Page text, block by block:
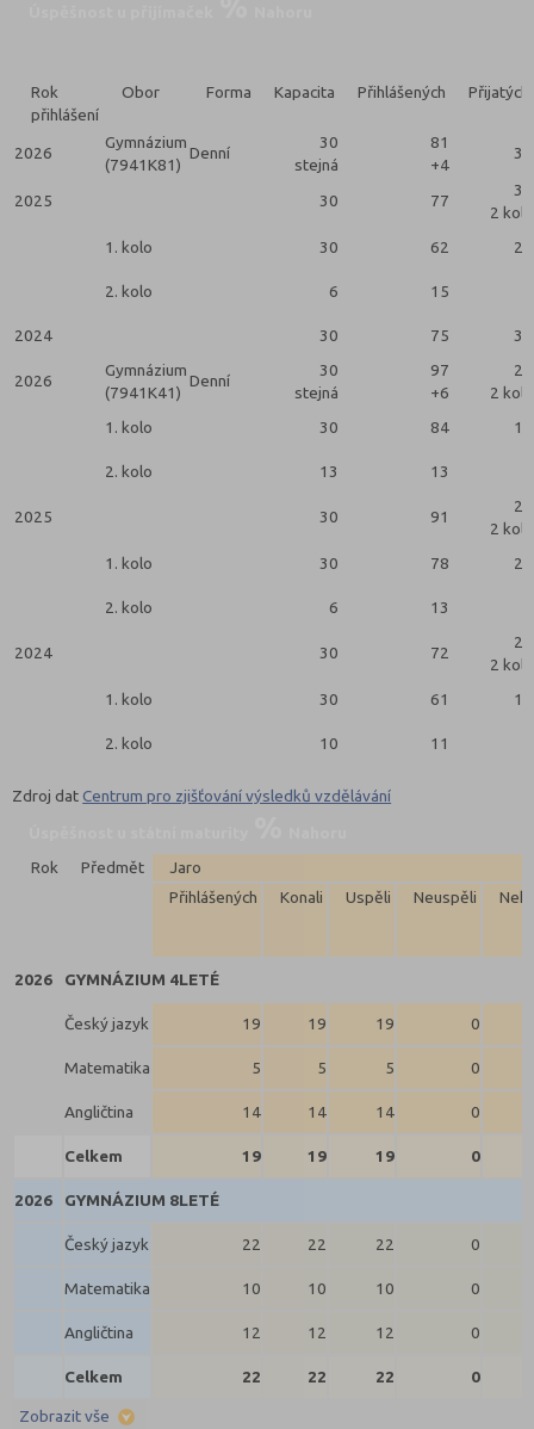
Rok
přihlášení
Obor Forma Kapacita Přihlášených Přijatých
2026
Gymnázium
(7941K81)
Denní
30
stejná
81
+4
30
2025 30 77
30
2 kola
1. kolo
30 62 24
2. kolo 6 15
2024 30 75 30
2026
Gymnázium
(7941K41)
Denní
30
stejná
97
+6
23
2 kola
1. kolo
30 84 16
2. kolo 13 13
2025 30 91
25
2 kola
1. kolo
30 78 22
2. kolo 6 13
2024 30 72
27
2 kola
1. kolo
30 61 19
2. kolo 10 11
Zdroj datCentrum pro zjišťování výsledků vzdělávání
Rok
Předmět
Jaro
Přihlášených
Konali Uspěli Neuspěli
2026 GYMNÁZIUM 4LETÉ
Český jazyk 19 19 19 0
Matematika 5 5 5 0
Angličtina 14 14 14 0
Celkem 19 19 19 0
2026 GYMNÁZIUM 8LETÉ
Český jazyk 22 22 22 0
Matematika 10 10 10 0
Angličtina 12 12 12 0
Celkem 22 22 22 0
Zobrazit vše